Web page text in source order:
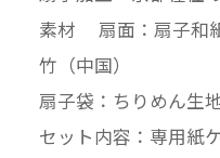
素材 扇面：扇子和
竹（中国）
扇子袋：ちりめん生
セット内容：専用紙